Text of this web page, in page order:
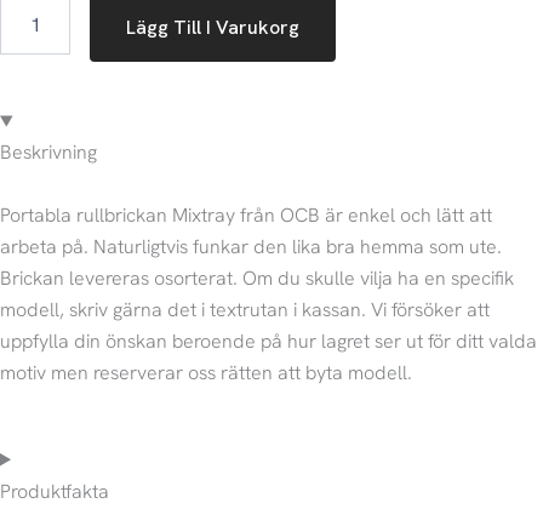
Mixbricka
Lägg Till I Varukorg
Beskrivning
Portabla rullbrickan Mixtray från OCB är enkel och lätt att
arbeta på. Naturligtvis funkar den lika bra hemma som ute.
Brickan levereras osorterat. Om du skulle vilja ha en specifik
modell, skriv gärna det i textrutan i kassan. Vi försöker att
uppfylla din önskan beroende på hur lagret ser ut för ditt valda
motiv men reserverar oss rätten att byta modell.
Produktfakta